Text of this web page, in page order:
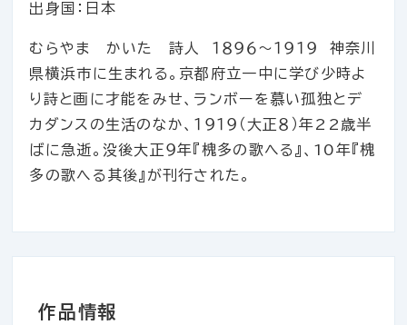
出身国：日本
むらやま かいた 詩人 １８９６～１９１９ 神奈川
県横浜市に生まれる。京都府立一中に学び少時よ
り詩と画に才能をみせ、ランボーを慕い孤独とデ
カダンスの生活のなか、１９１９（大正８）年22歳半
ばに急逝。没後大正９年『槐多の歌へる』、10年『槐
多の歌へる其後』が刊行された。
作品情報